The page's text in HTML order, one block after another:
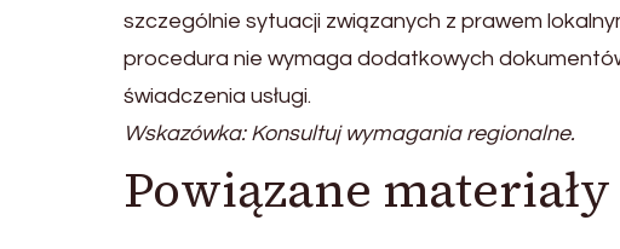
szczególnie sytuacji związanych z prawem
procedura nie wymaga dodatkowych
świadczenia usługi.
Wskazówka: Konsultuj wymagania regionalne.
Powiązane materiały